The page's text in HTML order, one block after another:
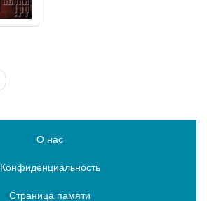
О нас
Конфиденциальность
Страница памяти